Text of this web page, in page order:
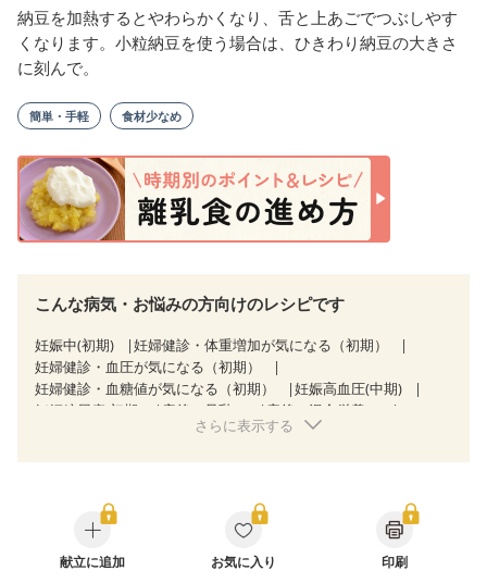
納豆を加熱するとやわらかくなり、舌と上あごでつぶしやす
くなります。小粒納豆を使う場合は、ひきわり納豆の大きさ
に刻んで。
簡単・手軽 食材少なめ
こんな病気・お悩みの方向けのレシピです
妊娠中(初期)
妊婦健診・体重増加が気になる（初期）
妊婦健診・血圧が気になる（初期）
妊婦健診・血糖値が気になる（初期）
妊娠高血圧(中期)
妊娠糖尿病(初期)
産後（母乳）
産後（混合栄養）
骨粗しょう症
さらに表示する
献立に追加 お気に入り 印刷